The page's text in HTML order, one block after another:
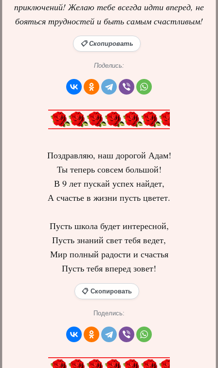
приключений! Желаю тебе всегда идти вперед, не
бояться трудностей и быть самым счастливым!
📋 Скопировать
Поделись:
Поздравляю, наш дорогой Адам!
Ты теперь совсем большой!
В 9 лет пускай успех найдет,
А счастье в жизни пусть цветет.
Пусть школа будет интересной,
Пусть знаний свет тебя ведет,
Мир полный радости и счастья
Пусть тебя вперед зовет!
📋 Скопировать
Поделись: